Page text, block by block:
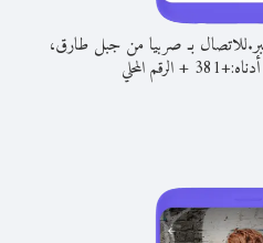
للاتصال بـ صربيا من جبل طارق،
+
381
+الرقم المحلي